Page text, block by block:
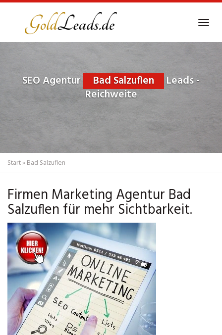
SEO Agentur Bad Salzuflen
Leads -
Reichweite
Start» Bad Salzuflen
Firmen Marketing Agentur Bad
Salzuflen für mehr Sichtbarkeit.